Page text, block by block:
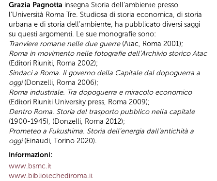
Grazia Pagnotta insegna Storia dell’ambiente presso
l’Università Roma Tre. Studiosa di storia economica, di storia
urbana e di storia dell'ambiente, ha pubblicato diversi saggi
su questi argomenti. Le sue monografie sono:
Tranviere romane nelle due guerre(Atac, Roma 2001);
Roma in movimento nelle fotografie dell’Archivio storico Atac
(Editori Riuniti, Roma 2002);
Sindaci a Roma. Il governo della Capitale dal dopoguerra a
oggi(Donzelli, Roma 2006);
Roma industriale. Tra dopoguerra e miracolo economico
(Editori Riuniti University press, Roma 2009);
Dentro Roma. Storia del trasporto pubblico nella capitale
(1900-1945), (Donzelli, Roma 2012);
Prometeo a Fukushima. Storia dell’energia dall’antichità a
oggi(Einaudi, Torino 2020).
Informazioni:
www.bsmc.it
www.bibliotechediroma.it